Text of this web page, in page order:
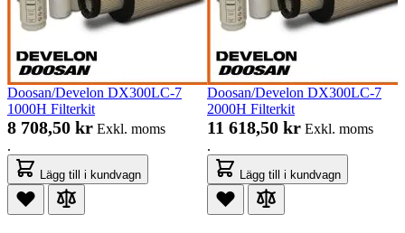
Doosan/Develon DX300LC-7
1000H Filterkit
8 708,50 kr Exkl. moms
.
Lägg till i kundvagn
Doosan/Develon DX300LC-7
2000H Filterkit
11 618,50 kr Exkl. moms
.
Lägg till i kundvagn